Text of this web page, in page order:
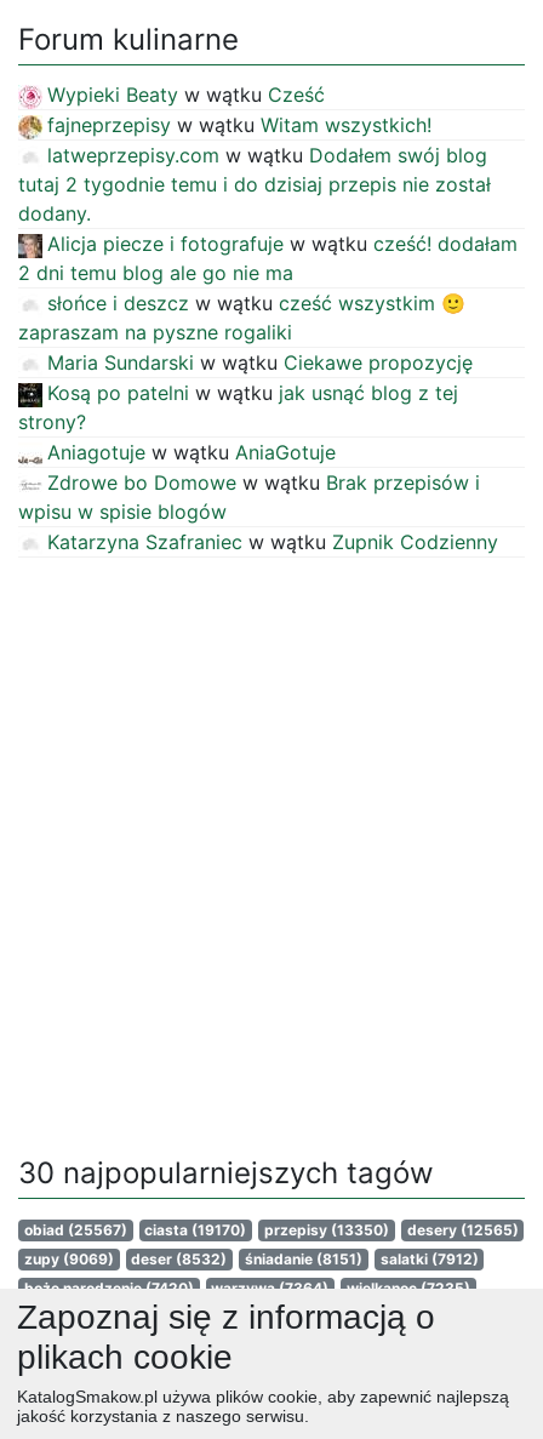
Forum kulinarne
Wypieki Beaty w wątku Cześć
fajneprzepisy w wątku Witam wszystkich!
latweprzepisy.com w wątku Dodałem swój blog
tutaj 2 tygodnie temu i do dzisiaj przepis nie został
dodany.
Alicja piecze i fotografuje w wątku cześć! dodałam
2 dni temu blog ale go nie ma
słońce i deszcz w wątku cześć wszystkim 🙂
zapraszam na pyszne rogaliki
Maria Sundarski w wątku Ciekawe propozycję
Kosą po patelni w wątku jak usnąć blog z tej
strony?
Aniagotuje w wątku AniaGotuje
Zdrowe bo Domowe w wątku Brak przepisów i
wpisu w spisie blogów
Katarzyna Szafraniec w wątku Zupnik Codzienny
30 najpopularniejszych tagów
obiad (25567) ciasta (19170) przepisy (13350) desery (12565)
zupy (9069) deser (8532) śniadanie (8151) salatki (7912)
boże narodzenie(7420) warzywa(7364) wielkanoc(7235)
przekaski(6986) dania główne(6962) jajka(6622)
wegetariańskie (6606) czekolada
śniadania(4998) dla dzieci(4908) ciasto(4739)
Zapoznaj się z informacją o
plikach cookie
KatalogSmakow.pl używa plików cookie, aby zapewnić najlepszą
jakość korzystania z naszego serwisu.